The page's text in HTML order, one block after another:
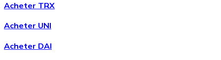
Acheter TRX
Acheter UNI
Acheter DAI